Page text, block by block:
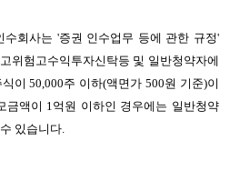
수회사는 '증권 인수업무 등에 관한 규정'
위험고수익투자신탁등 및 일반청약자에
이 50,000주 이하(액면가 500원 기준)이
금액이 1 억원 이하인 경우에는 일반청약
있습니다